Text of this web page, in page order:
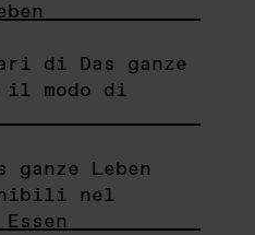
di Das ganze
il modo di
Leben
nel